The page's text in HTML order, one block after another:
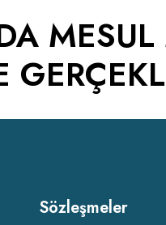
Sözleşmeler